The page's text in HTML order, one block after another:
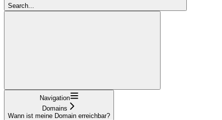
Search...
Navigation
Domains
Wann ist meine Domain erreichbar?